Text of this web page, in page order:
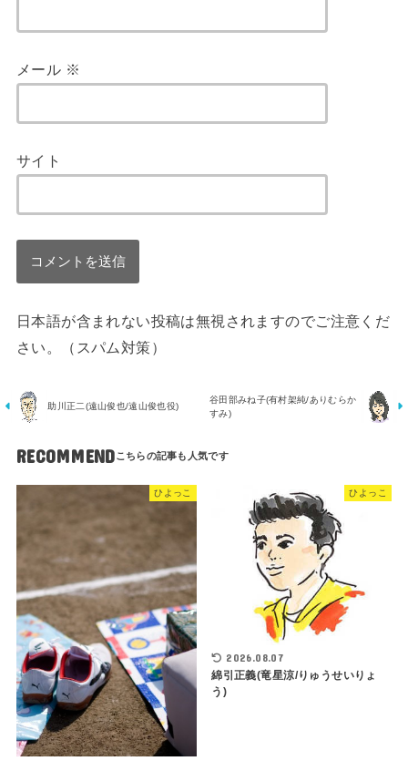
メール ※
サイト
日本語が含まれない投稿は無視されますのでご注意くだ
さい。（スパム対策）
助川正二(遠山俊也/遠山俊也役)
谷田部みね子(有村架純/ありむらか
すみ)
RECOMMEND
ひよっこ ひよっこ
2026.08.07
綿引正義(竜星涼/りゅうせいりょ
う)